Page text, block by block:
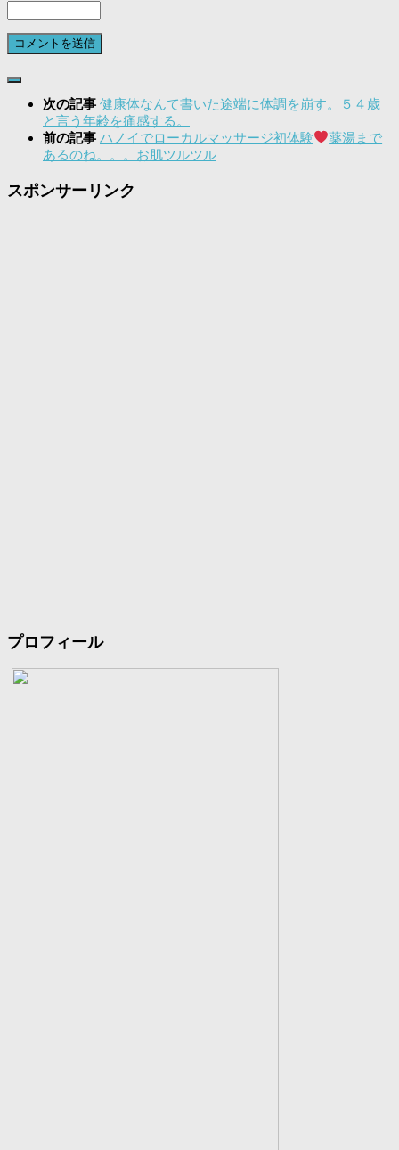
次の記事 健康体なんて書いた途端に体調を崩す。５４歳
と言う年齢を痛感する。
前の記事 ハノイでローカルマッサージ初体験
薬湯まで
あるのね。。。お肌ツルツル
スポンサーリンク
プロフィール